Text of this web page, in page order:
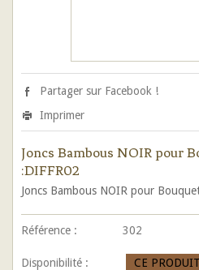
Partager sur Facebook !
Imprimer
Joncs Bambous NOIR pour
:DIFFR02
Joncs Bambous NOIR pour
Référence : 302
Disponibilité : CE